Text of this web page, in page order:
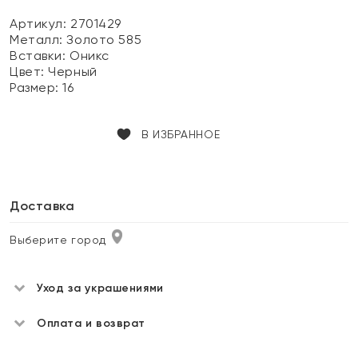
Артикул: 2701429
Металл:Золото 585
Вставки: Оникс
Цвет:Черный
Размер:16
В ИЗБРАННОЕ
Доставка
Выберите город
Уход за украшениями
Оплата и возврат